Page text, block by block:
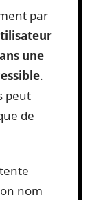
par
une
.
peut
de
nom